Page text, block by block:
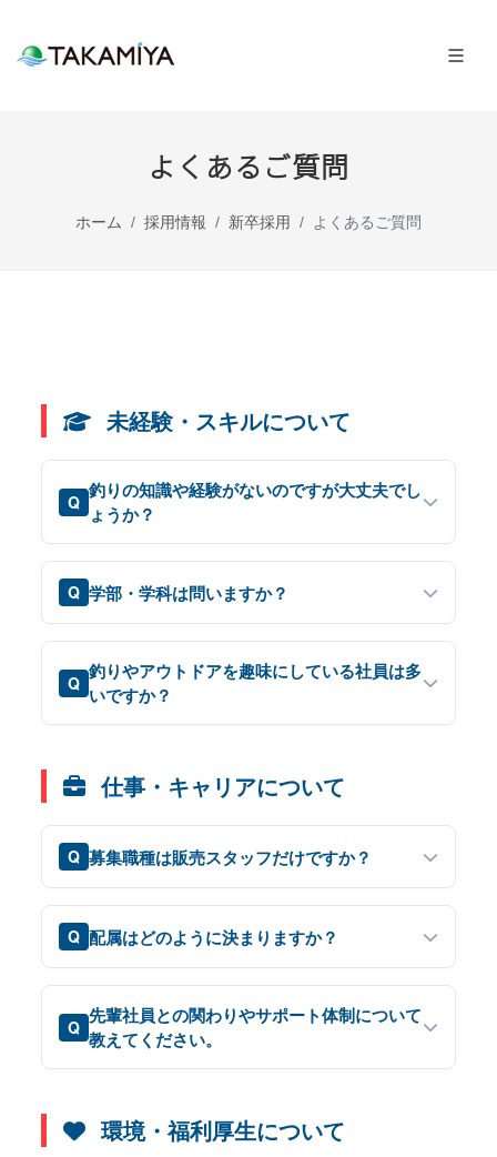
よくあるご質問
ホーム 採用情報 新卒採用 よくあるご質問
未経験・スキルについて
Q 釣りの知識や経験がないのですが大丈夫でし
ょうか？
Q 学部・学科は問いますか？
Q 釣りやアウトドアを趣味にしている社員は多
いですか？
仕事・キャリアについて
Q 募集職種は販売スタッフだけですか？
Q 配属はどのように決まりますか？
Q 先輩社員との関わりやサポート体制について
教えてください。
環境・福利厚生について